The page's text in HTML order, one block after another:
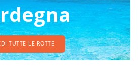
TUTTE LE ROTTE